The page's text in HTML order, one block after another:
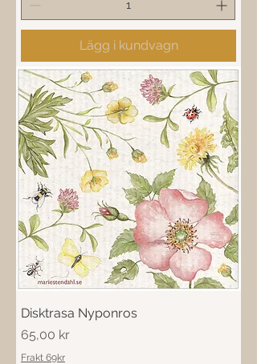
Lägg i kundvagn
Disktrasa Nyponros
Pris
65,00 kr
Frakt 69kr